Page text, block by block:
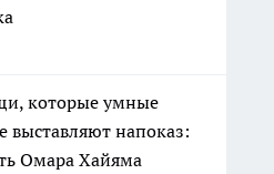
которые умные
выставляют напоказ:
Омара Хайяма